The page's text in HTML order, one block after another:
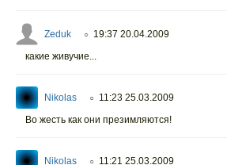
Zeduk ○ 19:37 20.04.2009
какие живучие...
Nikolas ○ 11:23 25.03.2009
Во жесть как они презимляются!
Nikolas ○ 11:21 25.03.2009